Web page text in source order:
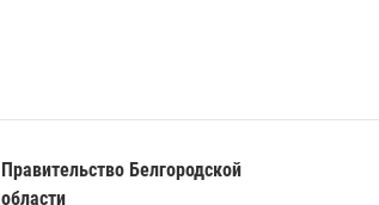
Правительство Белгородской
области